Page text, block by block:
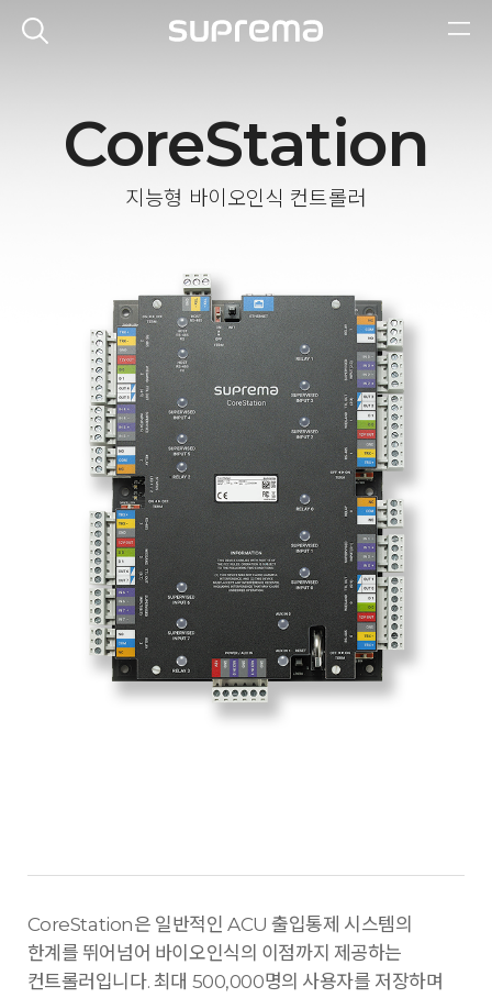
CoreStation
지능형 바이오인식 컨트롤러
CoreStation은 일반적인 ACU 출입통제 시스템의
한계를 뛰어넘어 바이오인식의 이점까지 제공하는
컨트롤러입니다. 최대 500,000명의 사용자를 저장하며